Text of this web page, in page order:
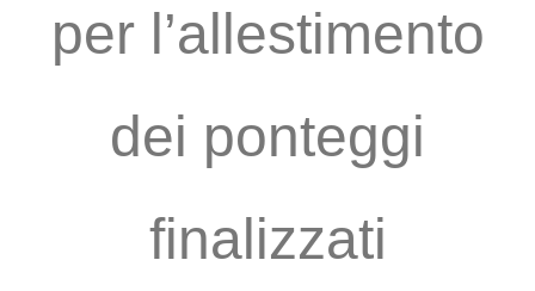
per l’allestimento
dei ponteggi
finalizzati